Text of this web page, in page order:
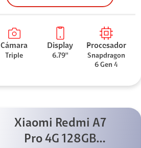
Cámara
Triple
Display
6.79''
Procesador
Snapdragon
6 Gen 4
Xiaomi Redmi A7
Pro 4G 128GB